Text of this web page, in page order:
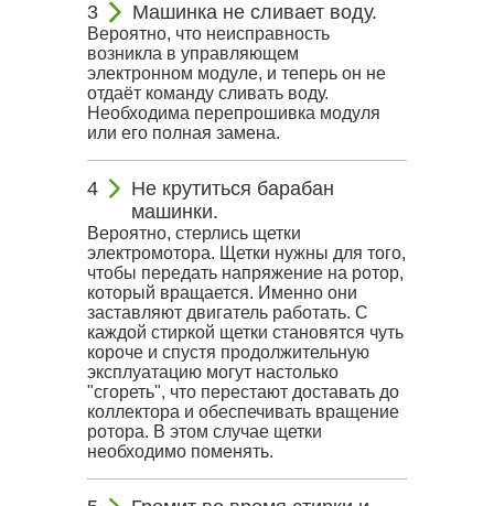
Машинка не сливает воду.
Вероятно, что неисправность
возникла в управляющем
электронном модуле, и теперь он не
отдаёт команду сливать воду.
Необходима перепрошивка модуля
или его полная замена.
Не крутиться барабан
машинки.
Вероятно, стерлись щетки
электромотора. Щетки нужны для того,
чтобы передать напряжение на ротор,
который вращается. Именно они
заставляют двигатель работать. С
каждой стиркой щетки становятся чуть
короче и спустя продолжительную
эксплуатацию могут настолько
"сгореть", что перестают доставать до
коллектора и обеспечивать вращение
ротора. В этом случае щетки
необходимо поменять.